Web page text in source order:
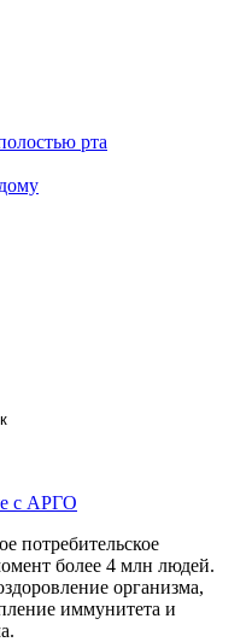
рта
с АРГО
потребительское
более 4 млн людей.
организма,
иммунитета и